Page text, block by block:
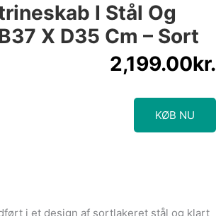
I Stål Og
X D35 Cm – Sort
2,199.00kr.
KØB NU
i et design af sortlakeret stål og klart